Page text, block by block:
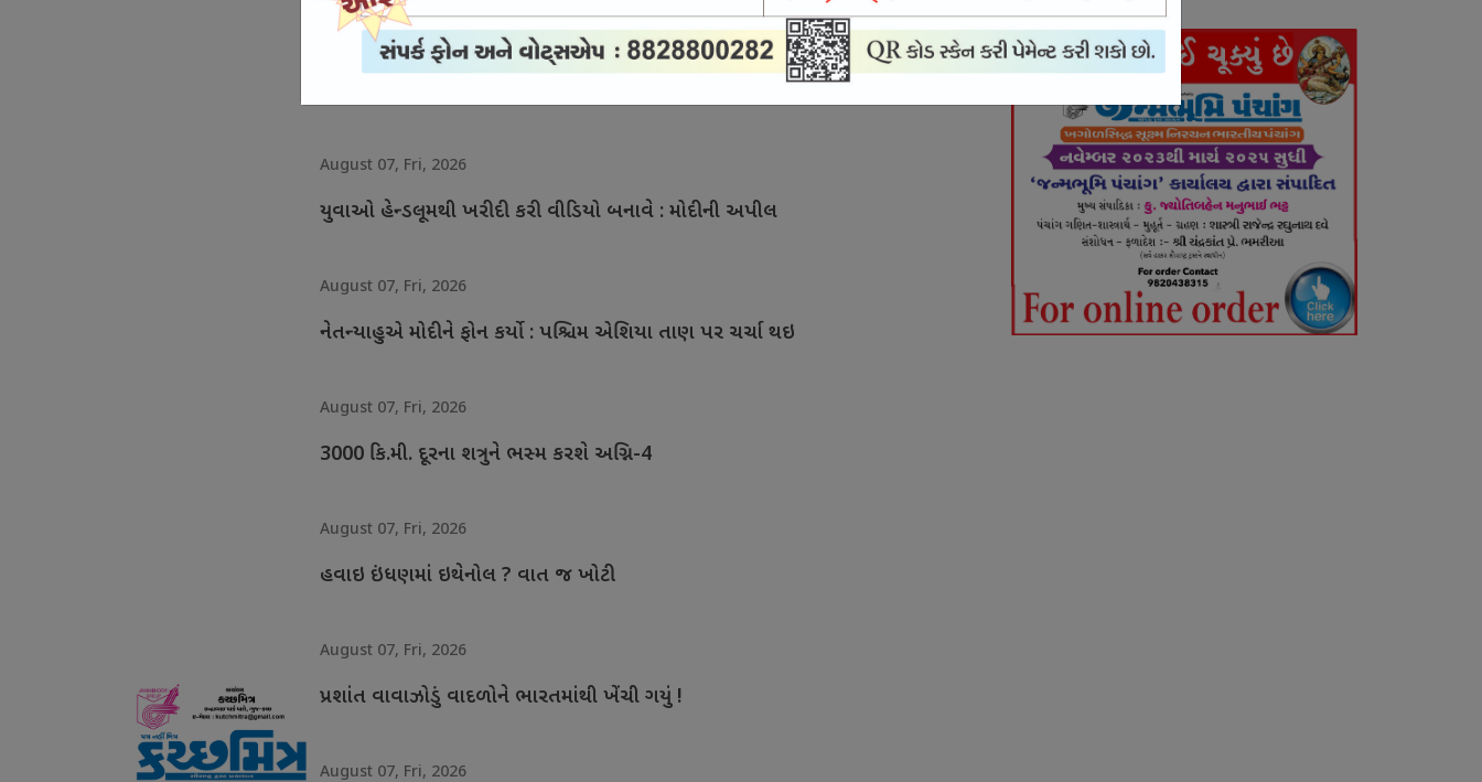
August 07, Fri, 2026
August 07, Fri, 2026
યુવાઓ હેન્ડલૂમથી ખરીદી કરી વીડિયો બનાવે : મોદીની અપીલ
August 07, Fri, 2026
નેતન્યાહુએ મોદીને ફોન કર્યો : પશ્ચિમ એશિયા તાણ પર ચર્ચા થઇ
August 07, Fri, 2026
3000 કિ.મી. દૂરના શત્રુને ભસ્મ કરશે અગ્નિ-4
August 07, Fri, 2026
હવાઇ ઇંધણમાં ઇથેનોલ ? વાત જ ખોટી
August 07, Fri, 2026
પ્રશાંત વાવાઝોડું વાદળોને ભારતમાંથી ખેંચી ગયું !
August 07, Fri, 2026